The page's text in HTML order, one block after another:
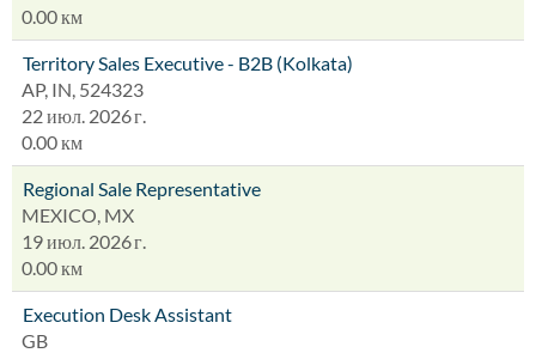
0.00 км
Territory Sales Executive - B2B (Kolkata)
AP, IN, 524323
22 июл. 2026 г.
0.00 км
Regional Sale Representative
MEXICO, MX
19 июл. 2026 г.
0.00 км
Execution Desk Assistant
GB